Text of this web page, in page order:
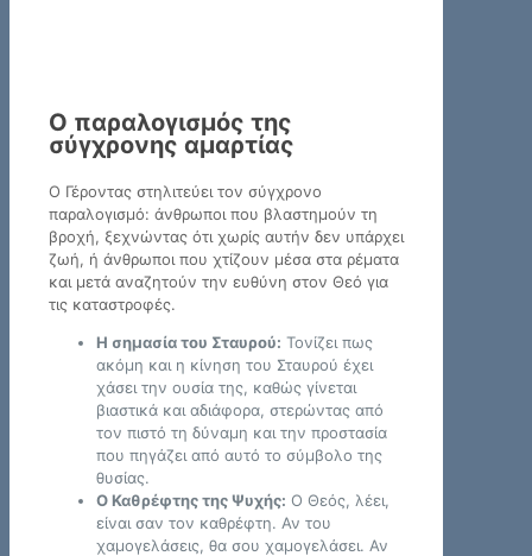
Ο παραλογισμός της
σύγχρονης αμαρτίας
Ο Γέροντας στηλιτεύει τον σύγχρονο
παραλογισμό: άνθρωποι που βλαστημούν τη
βροχή, ξεχνώντας ότι χωρίς αυτήν δεν υπάρχει
ζωή, ή άνθρωποι που χτίζουν μέσα στα ρέματα
και μετά αναζητούν την ευθύνη στον Θεό για
τις καταστροφές.
Η σημασία του Σταυρού: Τονίζει πως
ακόμη και η κίνηση του Σταυρού έχει
χάσει την ουσία της, καθώς γίνεται
βιαστικά και αδιάφορα, στερώντας από
τον πιστό τη δύναμη και την προστασία
που πηγάζει από αυτό το σύμβολο της
θυσίας.
Ο Καθρέφτης της Ψυχής: Ο Θεός, λέει,
είναι σαν τον καθρέφτη. Αν του
χαμογελάσεις, θα σου χαμογελάσει. Αν